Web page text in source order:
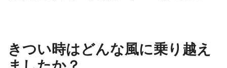
きつい時はどんな風に乗り越え